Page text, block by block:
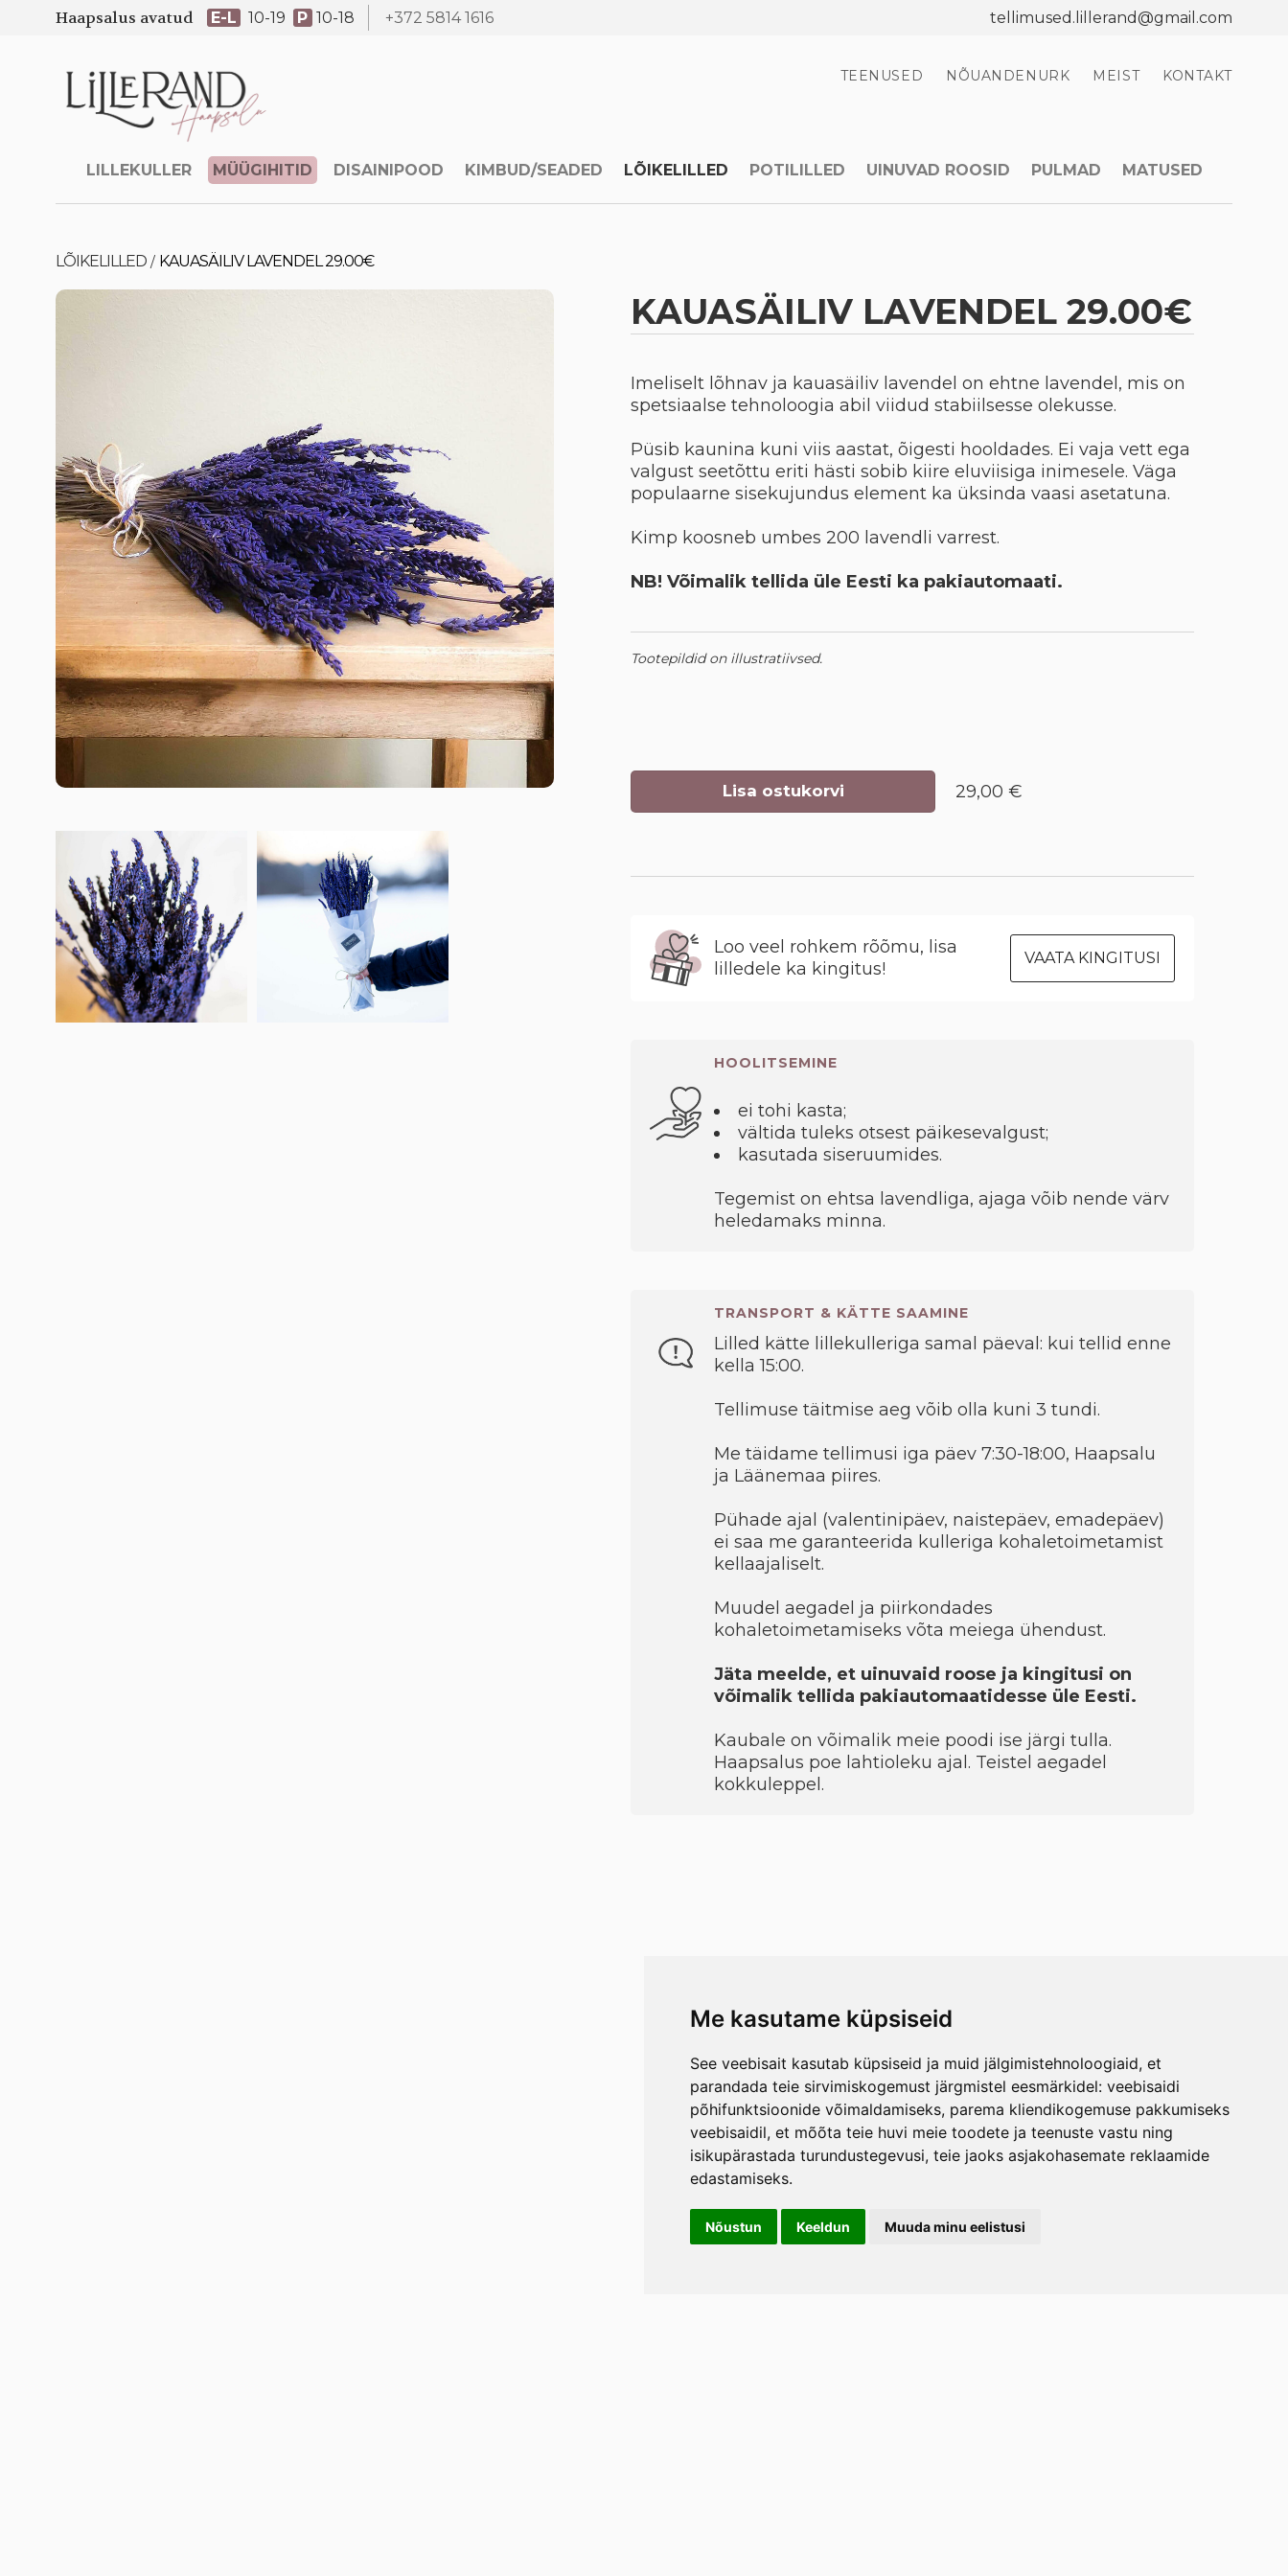
Me kasutame küpsiseid
See veebisait kasutab küpsiseid ja muid jälgimistehnoloogiaid, et
parandada teie sirvimiskogemust järgmistel eesmärkidel: veebisaidi
põhifunktsioonide võimaldamiseks, parema kliendikogemuse pakkumiseks
veebisaidil, et mõõta teie huvi meie toodete ja teenuste vastu ning
isikupärastada turundustegevusi, teie jaoks asjakohasemate reklaamide
edastamiseks.
Nõustun Keeldun Muuda minu eelistusi
Haapsalus avatud E-L 10-19 P 10-18 +372 5814 1616 tellimused.lillerand@gmail.com
TEENUSED NÕUANDENURK MEIST KONTAKT
LILLEKULLER MÜÜGIHITID DISAINIPOOD KIMBUD/SEADED LÕIKELILLED POTILILLED UINUVAD ROOSID PULMAD MATUSED
LÕIKELILLED / KAUASÄILIV LAVENDEL 29.00€
KAUASÄILIV LAVENDEL 29.00€
Imeliselt lõhnav ja kauasäiliv lavendel on ehtne lavendel, mis on
spetsiaalse tehnoloogia abil viidud stabiilsesse olekusse.
Püsib kaunina kuni viis aastat, õigesti hooldades. Ei vaja vett ega
valgust seetõttu eriti hästi sobib kiire eluviisiga inimesele. Väga
populaarne sisekujundus element ka üksinda vaasi asetatuna.
Kimp koosneb umbes 200 lavendli varrest.
NB! Võimalik tellida üle Eesti ka pakiautomaati.
Tootepildid on illustratiivsed.
Lisa ostukorvi 29,00 €
Loo veel rohkem rõõmu, lisa
lilledele ka kingitus!
VAATA KINGITUSI
HOOLITSEMINE
ei tohi kasta;
vältida tuleks otsest päikesevalgust;
kasutada siseruumides.
Tegemist on ehtsa lavendliga, ajaga võib nende värv
heledamaks minna.
TRANSPORT & KÄTTE SAAMINE
Lilled kätte lillekulleriga samal päeval: kui tellid enne
kella 15:00.
Tellimuse täitmise aeg võib olla kuni 3 tundi.
Me täidame tellimusi iga päev 7:30-18:00, Haapsalu
ja Läänemaa piires.
Pühade ajal (valentinipäev, naistepäev, emadepäev)
ei saa me garanteerida kulleriga kohaletoimetamist
kellaajaliselt.
Muudel aegadel ja piirkondades
kohaletoimetamiseks võta meiega ühendust.
Jäta meelde, et uinuvaid roose ja kingitusi on
võimalik tellida pakiautomaatidesse üle Eesti.
Kaubale on võimalik meie poodi ise järgi tulla.
Haapsalus poe lahtioleku ajal. Teistel aegadel
kokkuleppel.